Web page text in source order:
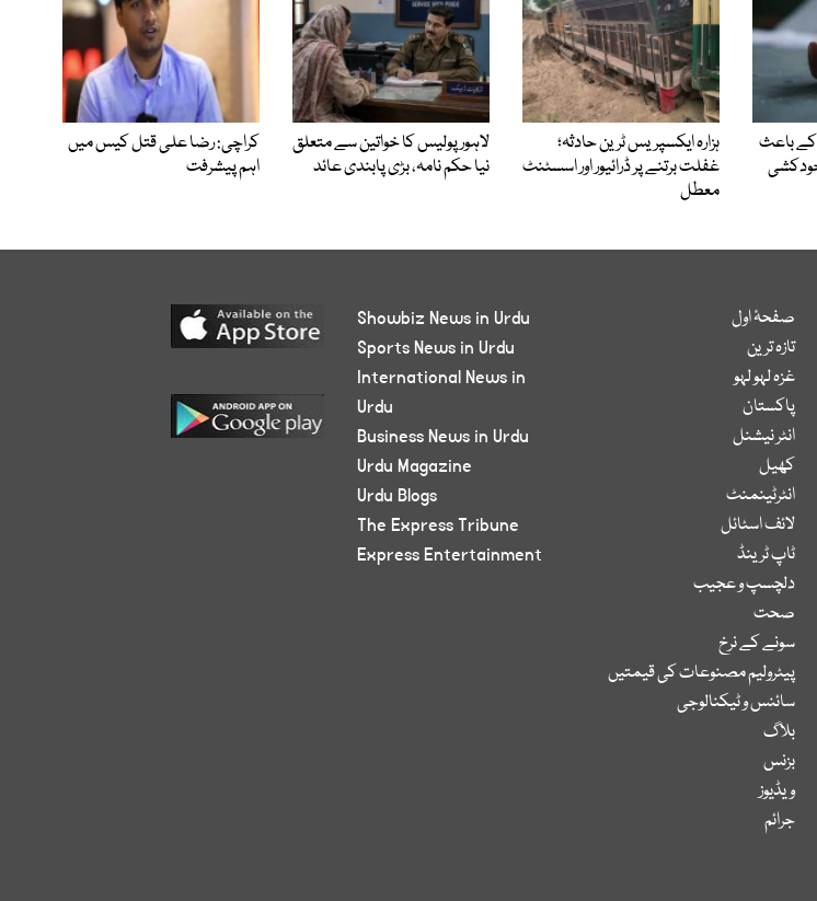
کے باعث
ہزارہ ایکسپریس ٹرین حادثہ؛
غفلت برتنے پر ڈرائیور اور اسسٹنٹ
معطل
لاہور پولیس کا خواتین سے متعلق
نیا حکم نامہ، بڑی پابندی عائد
کراچی: رضا علی قتل کیس میں
اہم پیشرفت
صفحۂ اول
تازہ ترین
غزہ لہو لہو
پاکستان
انٹر نیشنل
کھیل
انٹرٹینمنٹ
لائف اسٹائل
ٹاپ ٹرینڈ
دلچسپ و عجیب
صحت
سونے کے نرخ
پیٹرولیم مصنوعات کی قیمتیں
سائنس و ٹیکنالوجی
بلاگ
بزنس
ویڈیوز
جرائم
Showbiz News in Urdu
Sports News in Urdu
International News in
Urdu
Business News in Urdu
Urdu Magazine
Urdu Blogs
The Express Tribune
Express Entertainment